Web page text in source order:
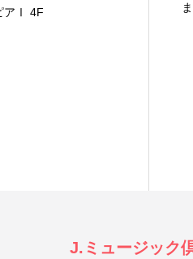
アⅠ 4F
J.ミュージック